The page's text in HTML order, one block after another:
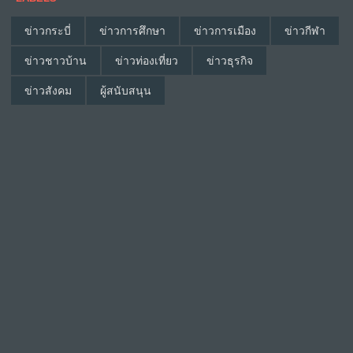
ข่าวกระบี่ ข่าวการศึกษา ข่าวการเมือง ข่าวกีฬา
ข่าวชาวบ้าน ข่าวท่องเที่ยว ข่าวธุรกิจ
ข่าวสังคม ผู้สนับสนุน